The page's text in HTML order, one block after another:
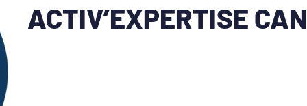
ACTIV’EXPERTISE